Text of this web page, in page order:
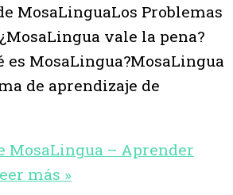
MosaLinguaLos Problemas
vale la pena?
es MosaLingua?MosaLingua
de aprendizaje de
MosaLingua – Aprender
más »